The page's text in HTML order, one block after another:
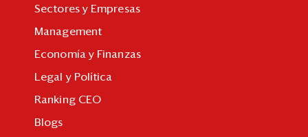
Sectores y Empresas
Management
Economía y Finanzas
Legal y Política
Ranking CEO
Blogs